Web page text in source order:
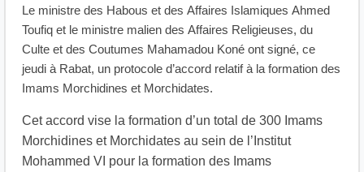
Le ministre des Habous et des Affaires Islamiques Ahmed
Toufiq et le ministre malien des Affaires Religieuses, du
Culte et des Coutumes Mahamadou Koné ont signé, ce
jeudi à Rabat, un protocole d’accord relatif à la formation des
Imams Morchidines et Morchidates.
Cet accord vise la formation d’un total de 300 Imams
Morchidines et Morchidates au sein de l’Institut
Mohammed VI pour la formation des Imams